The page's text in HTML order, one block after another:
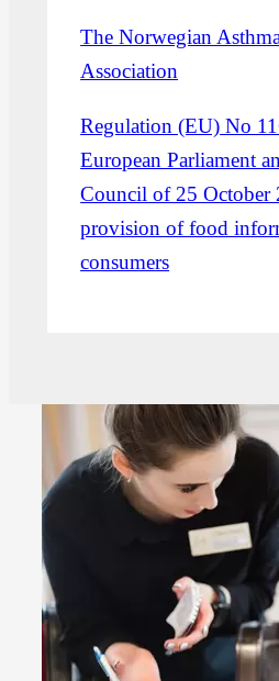
The Norwegian
Association
Regulation (EU) No
European Parliament
Council of 25 October
provision of food
consumers